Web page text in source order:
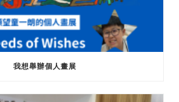
我想舉辦個人畫展